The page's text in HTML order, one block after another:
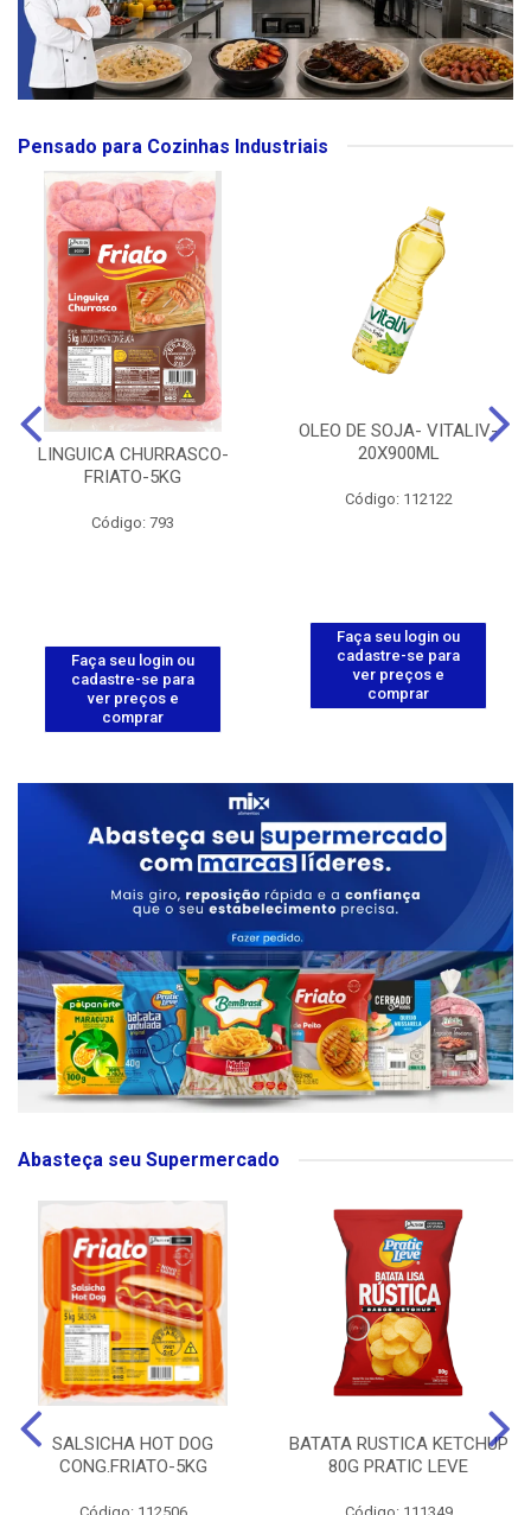
Pensado para Cozinhas Industriais
LINGUICA CHURRASCO-
FRIATO-5KG
Código: 793
Faça seu login ou
cadastre-se para
ver preços e
comprar
OLEO DE SOJA- VITALIV-
20X900ML
Código: 112122
Faça seu login ou
cadastre-se para
ver preços e
comprar
Abasteça seu Supermercado
SALSICHA HOT DOG
CONG.FRIATO-5KG
BATATA RUSTICA KETCHUP
80G PRATIC LEVE